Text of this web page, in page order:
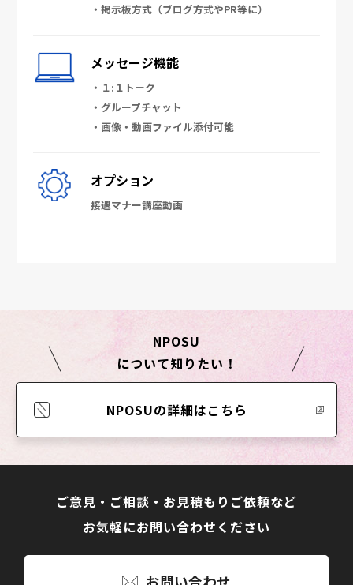
・掲示板方式（ブログ方式やPR等に）
メッセージ機能
・１:１トーク
・グループチャット
・画像・動画ファイル添付可能
オプション
接遇マナー講座動画
NPOSU
について知りたい！
NPOSUの詳細はこちら
ご意見・ご相談・お見積もりご依頼など
お気軽にお問い合わせください